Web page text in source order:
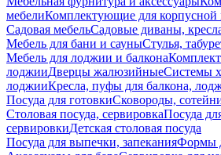
мебелиКомплектующие для корпусной
Садовая мебельСадовые диваны,
Мебель для бани и сауныСтулья,
Мебель для лоджии и балкона
лоджииДверцы жалюзийныеСистемы
лоджииКресла, пуфы для балкона,
Посуда для готовкиСковороды,
Столовая посуда, сервировкаПосуда
сервировкиДетская столовая посуда
Посуда для выпечки, запеканияФормы